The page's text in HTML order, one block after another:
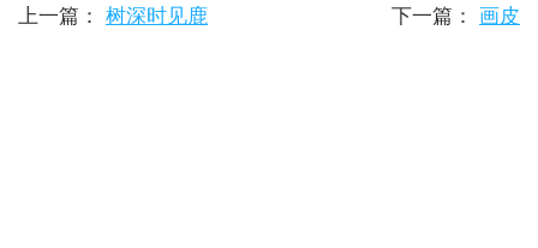
上一篇： 树深时见鹿 下一篇： 画皮